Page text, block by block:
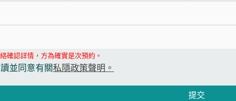
確認詳情，方為確實是次預約。
並同意有關私隱政策聲明。
提交